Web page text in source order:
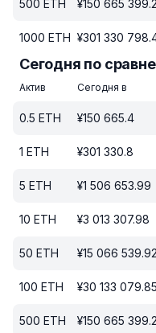
500 ETH ¥150 665
1000 ETH ¥301 330
Сегодня по
Актив Сегодня в
0.5 ETH ¥150 665.4
1 ETH ¥301 330.8
5 ETH ¥1 506 653.99
10 ETH ¥3 013 307.98
50 ETH ¥15 066 539.92
100 ETH ¥30 133 079.85
500 ETH ¥150 665